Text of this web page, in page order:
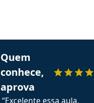
depoimento
Sergio recomenda o
Quem
conhece,
aprova
“Excelente essa aula,